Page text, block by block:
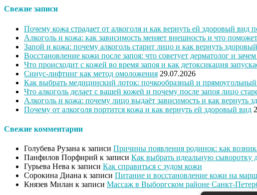
Свежие записи
Почему кожа страдает от алкоголя и как вернуть ей здоровый вид
Алкоголь и кожа: как зависимость меняет внешность и что
Запой и кожа: почему алкоголь старит лицо и как вернуть
Восстановление кожи после запоя: что советует дерматолог и
Что происходит с кожей во время запоя и как детоксикация
Синус-лифтинг как метод омоложения 29.07.2026
Как выбрать медицинский лоток: почкообразный и прямоугольный
Что алкоголь делает с вашей кожей и почему после запоя лицо
Алкоголь и кожа: почему лицо выдаёт зависимость и как вернуть
Почему от алкоголя портится кожа и как вернуть ей здоровый вид
Свежие комментарии
Голубева Рузана к записи Причины появления родинок: как
Панфилов Порфирий к записи Как выбрать идеальную сыворотку
Гурьева Нева к записи Как справиться с зудом кожи
Сорокина Диана к записи Питание и восстановление кожи на
Князев Милан к записи Массаж в Выборгском районе Санкт-